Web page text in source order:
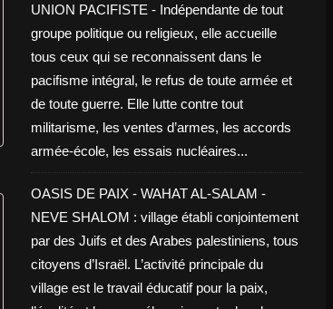
UNION PACIFISTE - Indépendante de tout
groupe politique ou religieux, elle accueille
tous ceux qui se reconnaissent dans le
pacifisme intégral, le refus de toute armée et
de toute guerre. Elle lutte contre tout
militarisme, les ventes d’armes, les accords
armée-école, les essais nucléaires...
OASIS DE PAIX - WAHAT AL-SALAM -
NEVE SHALOM : village établi conjointement
par des Juifs et des Arabes palestiniens, tous
citoyens d’Israël. L’activité principale du
village est le travail éducatif pour la paix,